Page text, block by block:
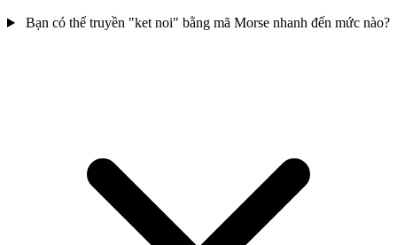
Bạn có thể truyền "ket noi" bằng mã Morse nhanh đến mức nào?